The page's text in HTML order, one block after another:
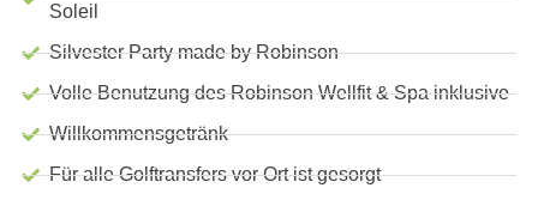
Soleil
Silvester Party made by Robinson
Volle Benutzung des Robinson Wellfit & Spa inklusive
Willkommensgetränk
Für alle Golftransfers vor Ort ist gesorgt